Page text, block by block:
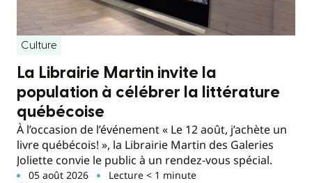
Culture
La Librairie Martin invite la
population à célébrer la littérature
québécoise
À l’occasion de l’événement « Le 12 août, j’achète un
livre québécois! », la Librairie Martin des Galeries
Joliette convie le public à un rendez-vous spécial.
05 août 2026 Lecture < 1 minute